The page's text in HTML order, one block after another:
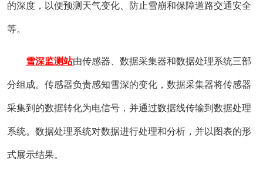
的深度，以便预测天气变化、防止雪崩和保障道路交通安全
等。
雪深监测站由传感器、数据采集器和数据处理系统三部
分组成。传感器负责感知雪深的变化，数据采集器将传感器
采集到的数据转化为电信号，并通过数据线传输到数据处理
系统。数据处理系统对数据进行处理和分析，并以图表的形
式展示结果。